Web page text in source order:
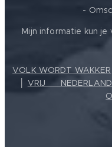
-
Mijn informatie kun
VOLK WORDT WAKKER
VRIJ ❤️ NEDERLAND